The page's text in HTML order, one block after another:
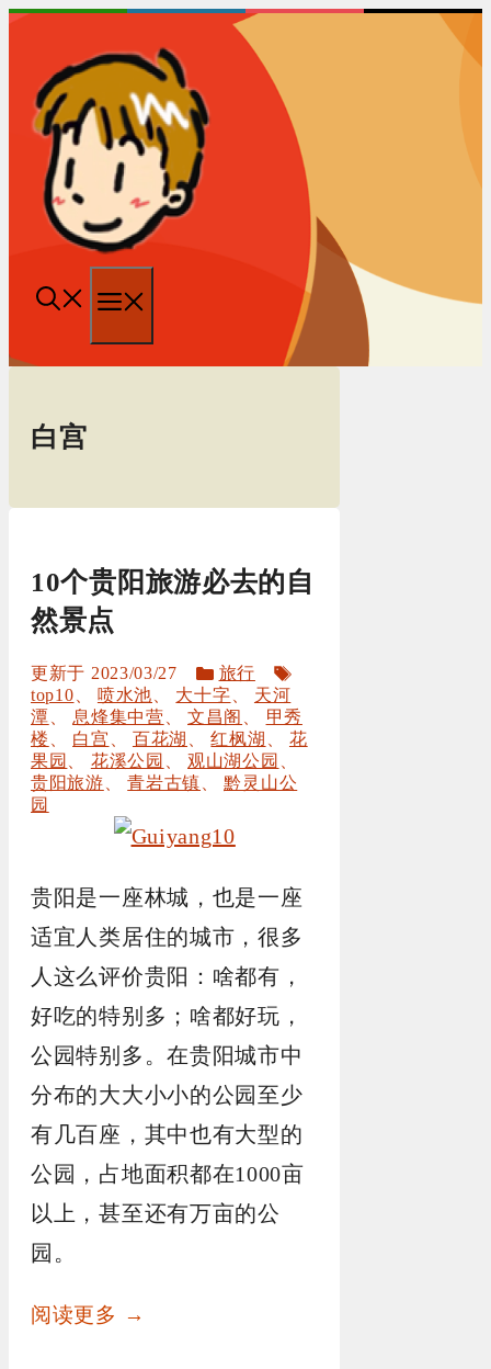
跳
单
白宫
10个贵阳旅游必去的自
然景点
2023/03/27
分
类
旅行
top10 喷水池 大十字
天河
潭
息烽集中营 、文昌阁
甲秀
楼
白宫 百花湖 、红枫湖
花
果园
花溪公园 、观山湖公园
贵阳旅游 、青岩古镇 、黔灵山公
园
贵阳是一座林城，也是一座
适宜人类居住的城市，很多
人这么评价贵阳：啥都有，
好吃的特别多；啥都好玩，
公园特别多。在贵阳城市中
分布的大大小小的公园至少
有几百座，其中也有大型的
公园，占地面积都在1000亩
以上，甚至还有万亩的公
园。
阅读更多 →